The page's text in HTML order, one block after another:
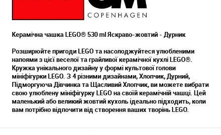
Керамічна чашка LEGO® 530 ml Яскраво-жовтий - Дурник
Розширюйте пригоди LEGO та насолоджуйтеся улюбленими
напоями з цієї веселої та грайливої керамічної кухлі LEGO®.
Кружка унікального дизайну у формі культової голови
мініфігурки LEGO. З 4 різними дизайнами, Хлопчик, Дурний,
Підморгуюча Дівчинка та Щасливий Хлопчик, ви можете вибрати
свою улюблену мініфігурку LEGO на своїй керамічній чашці. Цей
маленький або великий жовтий кухоль ідеально підходить, коли
вам потрібно відпочити від створення ваших творінь LEGO.